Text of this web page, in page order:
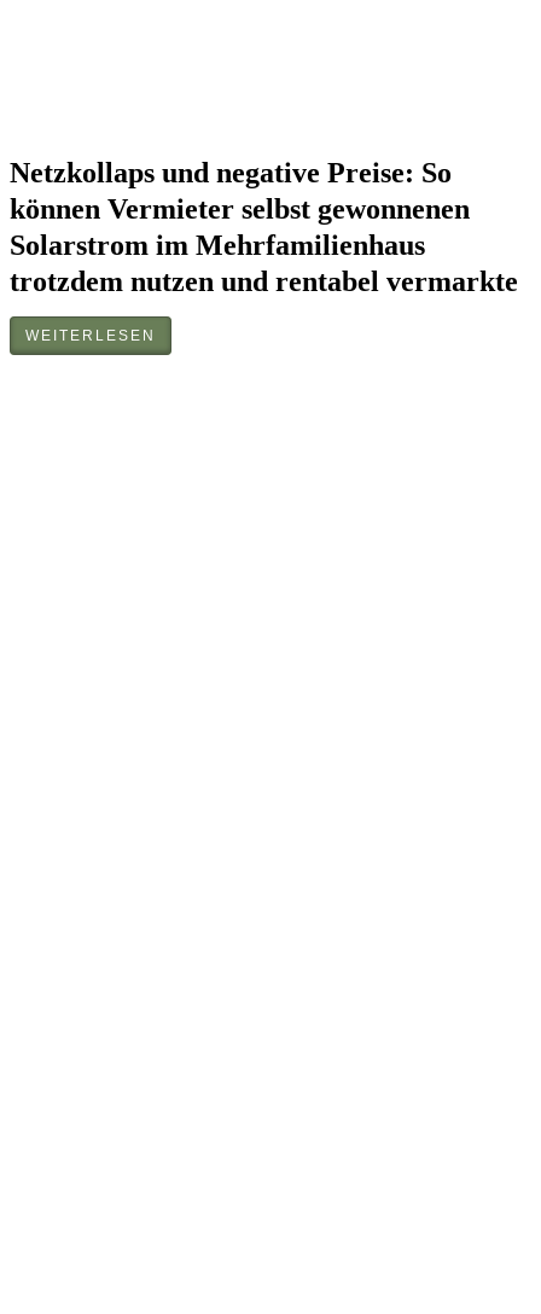
Netzkollaps und negative Preise: So
können Vermieter selbst gewonnenen
Solarstrom im Mehrfamilienhaus
trotzdem nutzen und rentabel vermarkte
WEITERLESEN